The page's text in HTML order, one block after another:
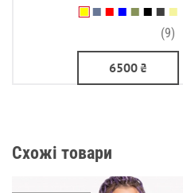
(9)
6500₴
Схожі товари